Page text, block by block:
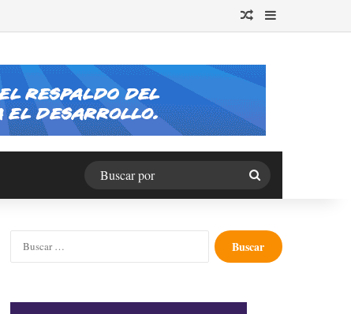
Publicación al azar
Barra lateral
Buscar
por
Buscar: